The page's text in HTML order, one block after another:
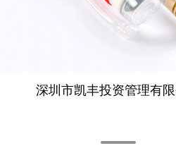
深圳市凯丰投资管理有